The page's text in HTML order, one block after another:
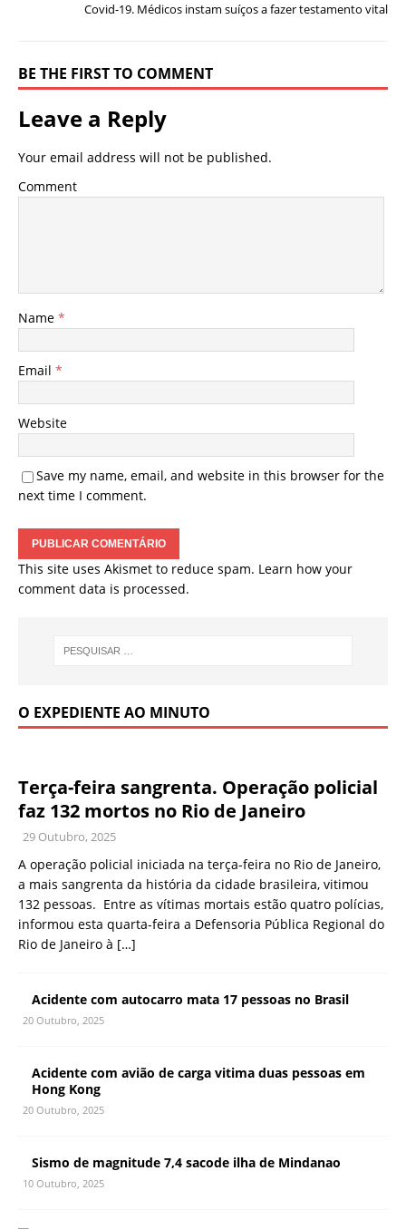
Covid-19. Médicos instam suíços a fazer testamento vital
BE THE FIRST TO COMMENT
Leave a Reply
Your email address will not be published.
Comment
Name *
Email *
Website
Save my name, email, and website in this browser for the
next time I comment.
This site uses Akismet to reduce spam. Learn how your
comment data is processed.
O EXPEDIENTE AO MINUTO
Terça-feira sangrenta. Operação policial
faz 132 mortos no Rio de Janeiro
29 Outubro, 2025
A operação policial iniciada na terça-feira no Rio de Janeiro,
a mais sangrenta da história da cidade brasileira, vitimou
132 pessoas. Entre as vítimas mortais estão quatro polícias,
informou esta quarta-feira a Defensoria Pública Regional do
Rio de Janeiro à […]
Acidente com autocarro mata 17 pessoas no Brasil
20 Outubro, 2025
Acidente com avião de carga vitima duas pessoas em
Hong Kong
20 Outubro, 2025
Sismo de magnitude 7,4 sacode ilha de Mindanao
10 Outubro, 2025